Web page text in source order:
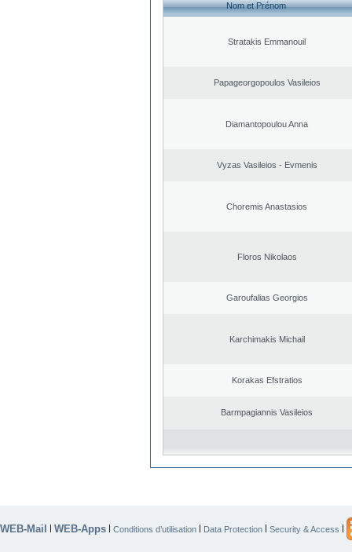
Nom et Prénom
Stratakis Emmanouil
Papageorgopoulos Vasileios
Diamantopoulou Anna
Vyzas Vasileios - Evmenis
Choremis Anastasios
Floros Nikolaos
Garoufalias Georgios
Karchimakis Michail
Korakas Efstratios
Barmpagiannis Vasileios
WEB-Mail | WEB-Apps | Conditions d’utilisation | Data Protection | Security & Access |